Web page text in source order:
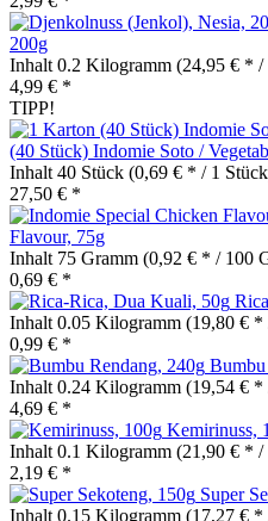
200g
Inhalt 0.2 Kilogramm (24,95 € *
4,99 € *
TIPP!
(40 Stück) Indomie Soto /
Inhalt 40 Stück (0,69 € * / 1
27,50 € *
Flavour, 75g
Inhalt 75 Gramm (0,92 € * / 100
0,69 € *
Inhalt 0.05 Kilogramm (19,80 € *
0,99 € *
Inhalt 0.24 Kilogramm (19,54 € *
4,69 € *
Kemirinuss,
Inhalt 0.1 Kilogramm (21,90 € *
2,19 € *
Super
Inhalt 0.15 Kilogramm (17,27 € *